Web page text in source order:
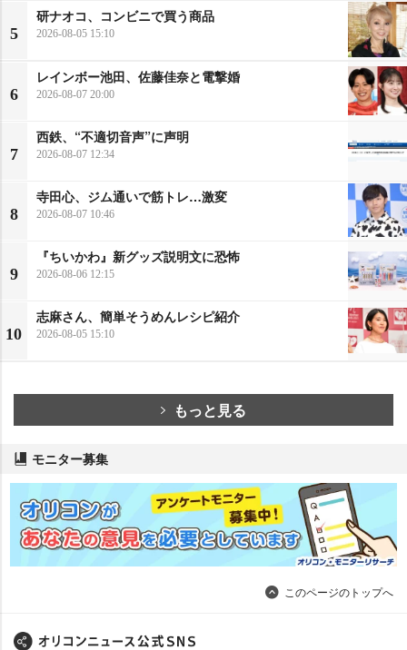
5
研ナオコ、コンビニで買う商品
2026-08-05 15:10
6
レインボー池田、佐藤佳奈と電撃婚
2026-08-07 20:00
7
西鉄、“不適切音声”に声明
2026-08-07 12:34
8
寺田心、ジム通いで筋トレ…激変
2026-08-07 10:46
9
『ちいかわ』新グッズ説明文に恐怖
2026-08-06 12:15
10
志麻さん、簡単そうめんレシピ紹介
2026-08-05 15:10
もっと見る
モニター募集
このページのトップへ